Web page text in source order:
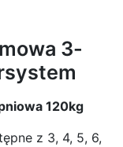
3-
120kg
z 3, 4, 5, 6,